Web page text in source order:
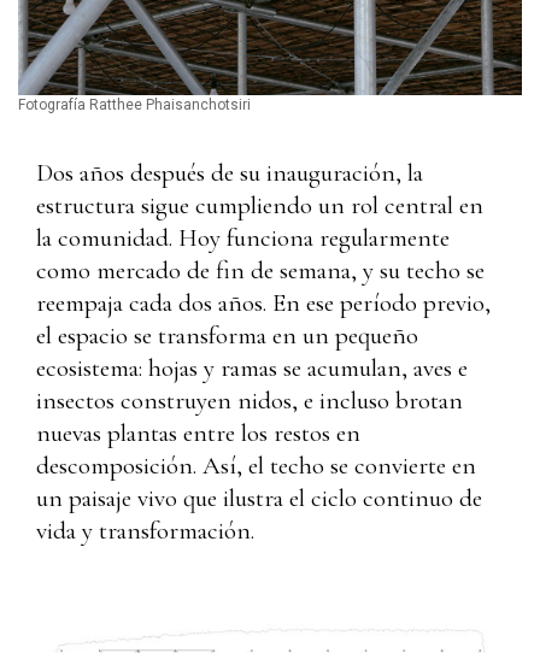
Fotografía Ratthee Phaisanchotsiri
Dos años después de su inauguración, la
estructura sigue cumpliendo un rol central en
la comunidad. Hoy funciona regularmente
como mercado de fin de semana, y su techo se
reempaja cada dos años. En ese período previo,
el espacio se transforma en un pequeño
ecosistema: hojas y ramas se acumulan, aves e
insectos construyen nidos, e incluso brotan
nuevas plantas entre los restos en
descomposición. Así, el techo se convierte en
un paisaje vivo que ilustra el ciclo continuo de
vida y transformación.